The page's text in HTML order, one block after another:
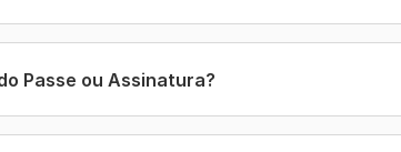
Passe ou Assinatura?